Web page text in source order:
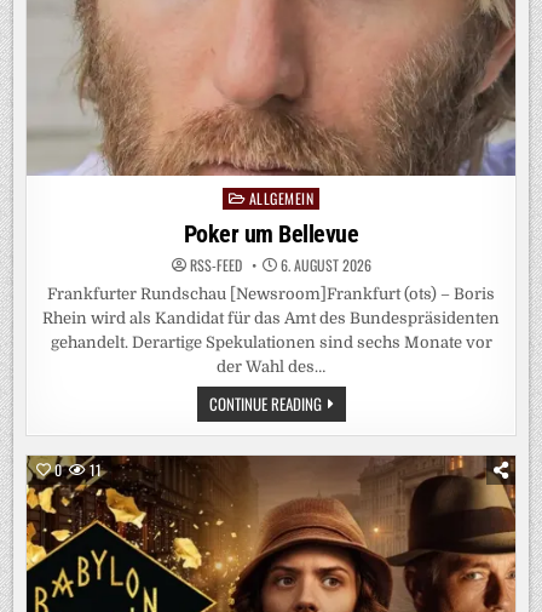
PostedALLGEMEIN
Poker um Bellevue
RSS-FEED 6. AUGUST 2026
Frankfurter Rundschau [Newsroom]Frankfurt (ots) – Boris
Rhein wird als Kandidat für das Amt des Bundespräsidenten
gehandelt. Derartige Spekulationen sind sechs Monate vor
der Wahl des…
CONTINUE READINGPOKER
UM
BELLEVUE
0 11